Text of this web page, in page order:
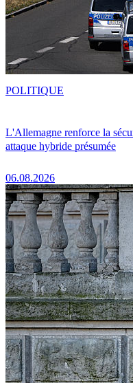
L'Allemagne renforce la
attaque hybride présumée
06.08.2026
POLITIQUE